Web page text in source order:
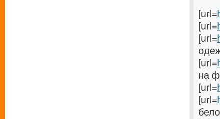
[url=
[url=
[url=
[url=
на
[url=
[url=